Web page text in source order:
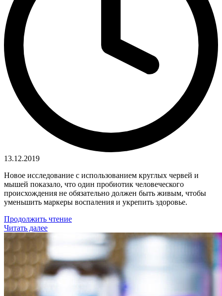
13.12.2019
Новое исследование с использованием круглых червей и
мышей показало, что один пробиотик человеческого
происхождения не обязательно должен быть живым, чтобы
уменьшить маркеры воспаления и укрепить здоровье.
Продолжить чтение
Читать далее